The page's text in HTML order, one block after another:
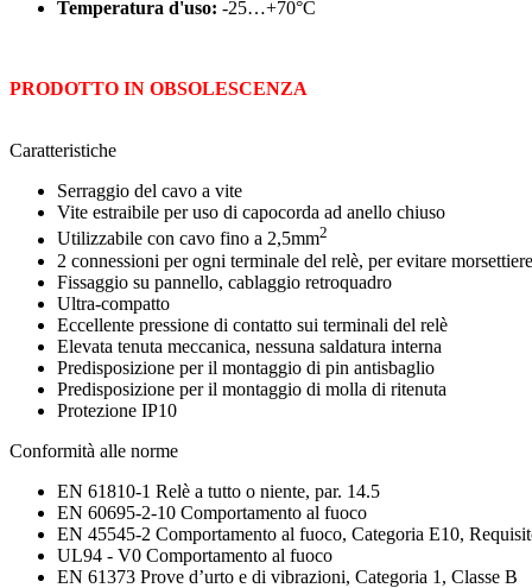
Temperatura d'uso: -25…+70°C
PRODOTTO IN OBSOLESCENZA
Caratteristiche
Serraggio del cavo a vite
Vite estraibile per uso di capocorda ad anello chiuso
Utilizzabile con cavo fino a 2,5mm2
2 connessioni per ogni terminale del relè, per evitare
Fissaggio su pannello, cablaggio retroquadro
Ultra-compatto
Eccellente pressione di contatto sui terminali del relè
Elevata tenuta meccanica, nessuna saldatura interna
Predisposizione per il montaggio di pin antisbaglio
Predisposizione per il montaggio di molla di ritenuta
Protezione IP10
Conformità alle norme
EN 61810-1 Relè a tutto o niente, par. 14.5
EN 60695-2-10 Comportamento al fuoco
EN 45545-2 Comportamento al fuoco, Categoria E10,
UL94 - V0 Comportamento al fuoco
EN 61373 Prove d’urto e di vibrazioni, Categoria 1, Classe B